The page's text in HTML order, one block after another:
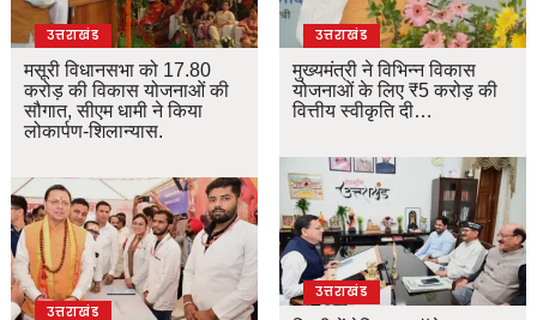
उत्तराखंड
मसूरी विधानसभा को 17.80
करोड़ की विकास योजनाओं की
सौगात, सीएम धामी ने किया
लोकार्पण-शिलान्यास.
उत्तराखंड
उत्तराखंड
मुख्यमंत्री ने विभिन्न विकास
योजनाओं के लिए ₹5 करोड़ की
वित्तीय स्वीकृति दी…
उत्तराखंड